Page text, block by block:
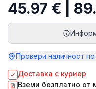
45.97 € |
Провери наличност по
Доставка с куриер
Вземи безплатно от